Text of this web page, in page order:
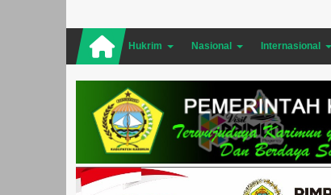
Hukrim Nasional Internasional